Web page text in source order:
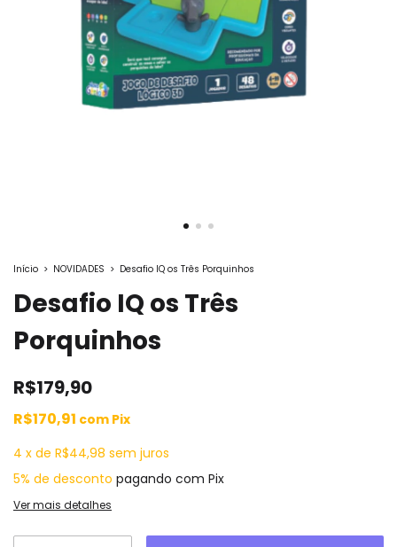
Início > NOVIDADES > Desafio IQ os Três Porquinhos
Desafio IQ os Três
Porquinhos
R$179,90
R$170,91 com Pix
4 x de R$44,98 sem juros
5% de desconto pagando com Pix
Ver mais detalhes